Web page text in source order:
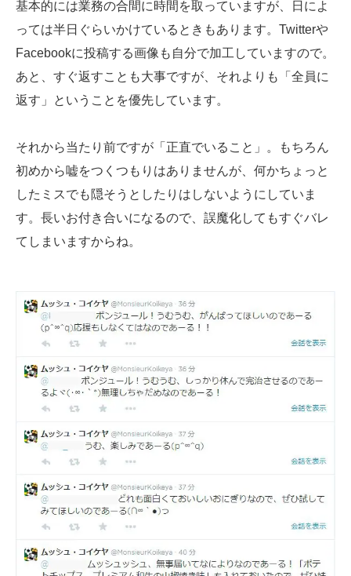
基本的には業務の合間に時間を取っていますが、日によ
っては半日ぐらいかけているときもあります。Twitterや
Facebookに投稿する画像も自分で加工していますので。
あと、すぐ返すことも大事ですが、それよりも「全員に
返す」ということを優先しています。
それから当たり前ですが「正直でいること」。もちろん
初めから嘘をつくつもりはありませんが、何かちょっと
したミスでも隠そうとしたりはしないようにしていま
す。長いお付き合いになるので、誤魔化してもすぐバレ
てしまいますからね。